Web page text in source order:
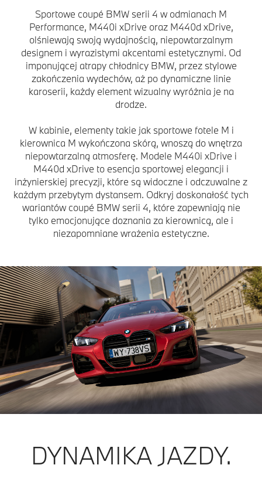
Sportowe coupé BMW serii 4 w odmianach M
Performance, M440i xDrive oraz M440d xDrive,
olśniewają swoją wydajnością, niepowtarzalnym
designem i wyrazistymi akcentami estetycznymi. Od
imponującej atrapy chłodnicy BMW, przez stylowe
zakończenia wydechów, aż po dynamiczne linie
karoserii, każdy element wizualny wyróżnia je na
drodze.
W kabinie, elementy takie jak sportowe fotele M i
kierownica M wykończona skórą, wnoszą do wnętrza
niepowtarzalną atmosferę. Modele M440i xDrive i
M440d xDrive to esencja sportowej elegancji i
inżynierskiej precyzji, które są widoczne i odczuwalne z
każdym przebytym dystansem. Odkryj doskonałość tych
wariantów coupé BMW serii 4, które zapewniają nie
tylko emocjonujące doznania za kierownicą, ale i
niezapomniane wrażenia estetyczne.
DYNAMIKA JAZDY.